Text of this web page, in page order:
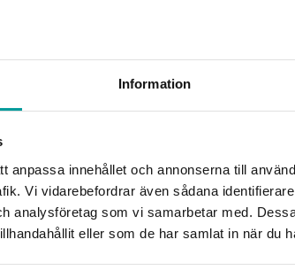
Information
anpassa innehållet och annonserna till
Vi vidarebefordrar även sådana
analysföretag som vi samarbetar med.
eller som de har samlat in när du
MATERIAL
ÄDELMETALL
ANTAL DIAMANTER
DIAMANTKLARHET
VIKT CA (GRAM)
SOLITÄRSTIL
TOTAL CARAT